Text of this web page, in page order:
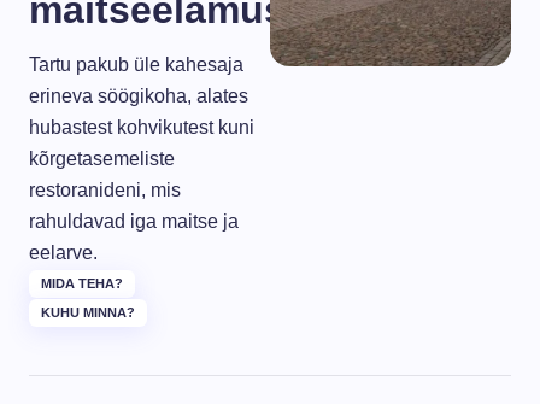
maitseelamused
Tartu pakub üle kahesaja
erineva söögikoha, alates
hubastest kohvikutest kuni
kõrgetasemeliste
restoranideni, mis
rahuldavad iga maitse ja
eelarve.
MIDA TEHA?
KUHU MINNA?